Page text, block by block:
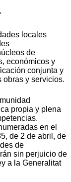
locales
de
económicos y
conjunta y
obras y servicios.
propia y plena
en el
de 2 de abril, de
de
sin perjuicio de
a la Generalitat